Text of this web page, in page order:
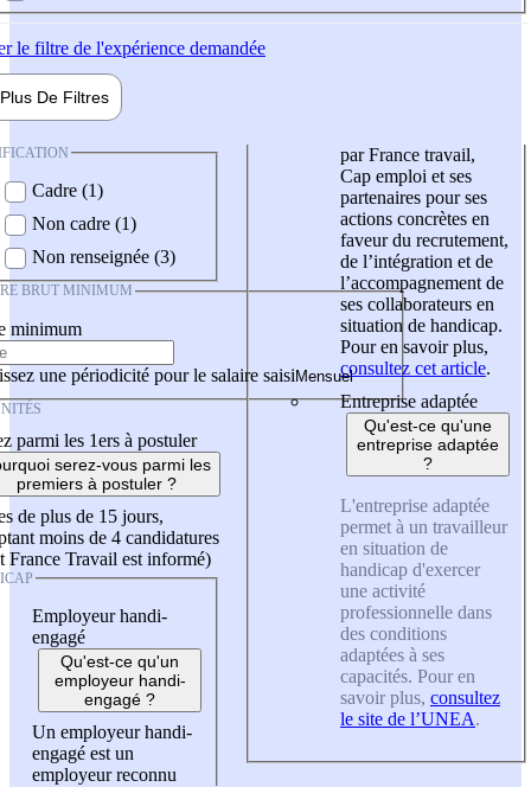
le filtre de l'expérience demandée
Plus De Filtres
Cadre (1)
Non cadre (1)
Non renseignée (3)
BRUT MINIMUM
minimum
une périodicité pour le salaire saisi
parmi les 1ers à postuler
serez-vous parmi les
premiers à postuler ?
de plus de 15 jours,
moins de 4 candidatures
France Travail est informé)
Employeur handi-
engagé
Qu'est-ce qu'un
employeur handi-
engagé ?
Un employeur handi-
engagé est un
employeur reconnu
par France travail,
Cap emploi et ses
partenaires pour ses
actions concrètes en
faveur du recrutement,
de l’intégration et de
l’accompagnement de
ses collaborateurs en
situation de handicap.
Pour en savoir plus,
consultez cet article.
Entreprise adaptée
Qu'est-ce qu'une
entreprise adaptée
?
L'entreprise adaptée
permet à un travailleur
en situation de
handicap d'exercer
une activité
professionnelle dans
des conditions
adaptées à ses
capacités. Pour en
savoir plus, consultez
le site de l’UNEA.